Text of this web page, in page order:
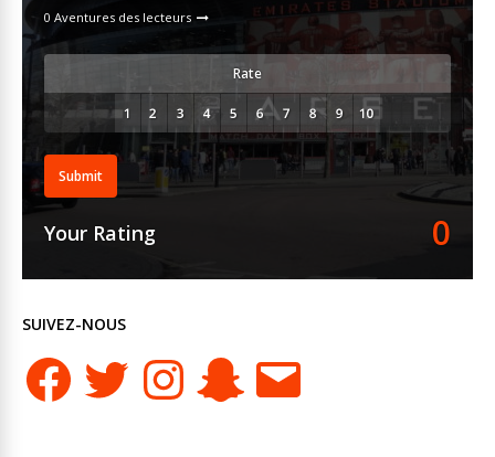
0 Aventures des lecteurs
Rate
Submit
Your Rating 0
SUIVEZ-NOUS
FacebookTwitter InstagramSnapchatE-
mail